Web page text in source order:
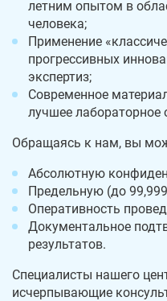
летним опытом в
человека;
Применение
прогрессивных
экспертиз;
Современное
лучшее лабораторное
Обращаясь к нам, вы
Абсолютную
Предельную (до
Оперативность
Документальное
результатов.
Специалисты нашего
исчерпывающие